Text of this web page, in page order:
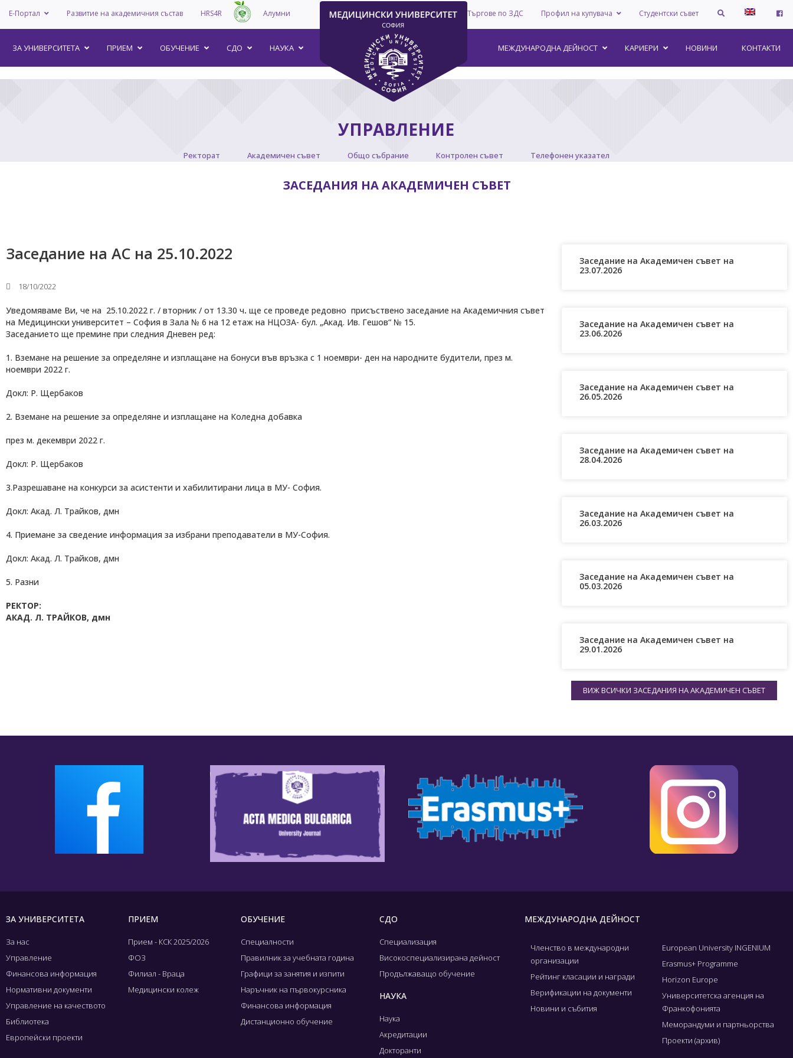
Е-Портал Развитие на академичния състав HRS4R Алумни Студентски съвет
Профил на купувача
Търгове по ЗДС
ЗА УНИВEРСИТЕТА
Филиал „Проф. д-р Ив. Митев” –
техническа
ПРИЕМ ОБУЧЕНИЕ СДО НАУКА КОНТАКТИ
НОВИНИ
КАРИЕРИ
МЕЖДУНАРОДНА ДЕЙНОСТ
УПРАВЛЕНИЕ
Ректорат Академичен съвет Общо събрание Контролен съвет Телефонен указател
ЗАСЕДАНИЯ НА АКАДЕМИЧЕН СЪВЕТ
Заседание на АС на 25.10.2022
18/10/2022
Уведомяваме Ви, че на 25.10.2022 г. / вторник / от 13.30 ч. ще се проведе редовно присъствено заседание на Академичния съвет
на Медицински университет – София в Зала № 6 на 12 етаж на НЦОЗА- бул. „Акад. Ив. Гешов“ № 15.
Заседанието ще премине при следния Дневен ред:
1. Вземане на решение за определяне и изплащане на бонуси във връзка с 1 ноември- ден на народните будители, през м.
ноември 2022 г.
Докл: Р. Щербаков
2. Вземане на решение за определяне и изплащане на Коледна добавка
през м. декември 2022 г.
Докл: Р. Щербаков
3.Разрешаване на конкурси за асистенти и хабилитирани лица в МУ- София.
Докл: Акад. Л. Трайков, дмн
4. Приемане за сведение информация за избрани преподаватели в МУ-София.
Докл: Акад. Л. Трайков, дмн
5. Разни
РЕКТОР:
АКАД. Л. ТРАЙКОВ, дмн
Заседание на Академичен съвет на
23.07.2026
Заседание на Академичен съвет на
23.06.2026
Заседание на Академичен съвет на
26.05.2026
Заседание на Академичен съвет на
28.04.2026
Заседание на Академичен съвет на
26.03.2026
Заседание на Академичен съвет на
05.03.2026
Заседание на Академичен съвет на
29.01.2026
ВИЖ ВСИЧКИ ЗАСЕДАНИЯ НА АКАДЕМИЧЕН СЪВЕТ
ЗА УНИВЕРСИТЕТА
За нас
Управление
Финансова информация
Нормативни документи
Управление на качеството
Библиотека
Европейски проекти
ПРИЕМ
Прием - КСК 2025/2026
ФОЗ
Филиал - Враца
Медицински колеж
ОБУЧЕНИЕ
Специалности
Правилник за учебната година
Графици за занятия и изпити
Наръчник на първокурсника
Финансова информация
Дистанционно обучение
СДО
Специализация
Високоспециализирана дейност
Продължаващо обучение
НАУКА
Наука
Акредитации
Докторанти
МЕЖДУНАРОДНА ДЕЙНОСТ
Членство в международни
организации
Рейтинг класации и награди
Верификации на документи
Новини и събития
European University INGENIUM
Erasmus+ Programme
Horizon Europe
Университетска агенция на
Франкофонията
Меморандуми и партньорства
Проекти (архив)